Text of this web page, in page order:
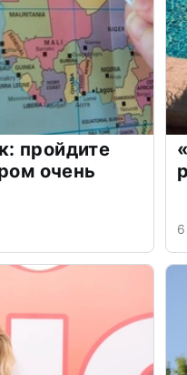
пройдите
очень